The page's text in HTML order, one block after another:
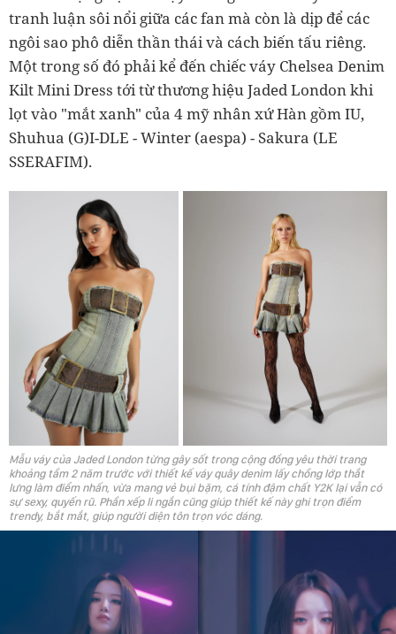
tranh luận sôi nổi giữa các fan mà còn là dịp để các
ngôi sao phô diễn thần thái và cách biến tấu riêng.
Một trong số đó phải kể đến chiếc váy Chelsea Denim
Kilt Mini Dress tới từ thương hiệu Jaded London khi
lọt vào "mắt xanh" của 4 mỹ nhân xứ Hàn gồm IU,
Shuhua (G)I-DLE - Winter (aespa) - Sakura (LE
SSERAFIM).
Mẫu váy của Jaded London từng gây sốt trong cộng đồng yêu thời trang
khoảng tầm 2 năm trước với thiết kế váy quây denim lấy chồng lớp thắt
lưng làm điểm nhấn, vừa mang vẻ bụi bặm, cá tính đậm chất Y2K lại vẫn có
sự sexy, quyến rũ. Phần xếp li ngắn cũng giúp thiết kế này ghi trọn điểm
trendy, bắt mắt, giúp người diện tôn trọn vóc dáng.